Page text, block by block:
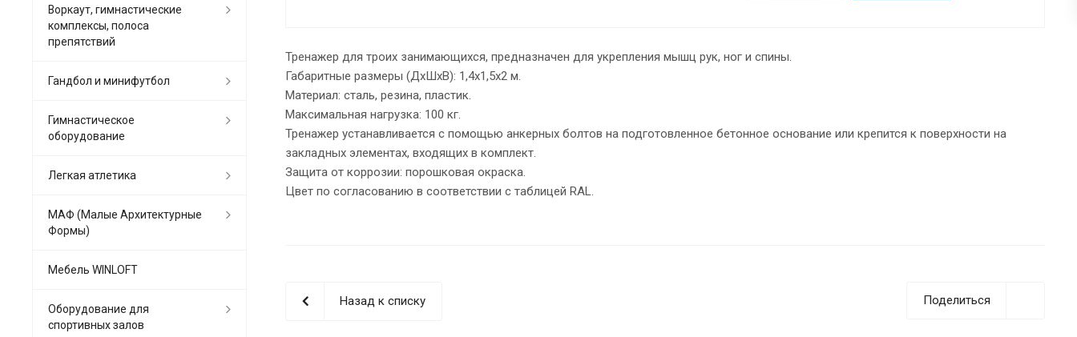
Тренажер для троих занимающихся, предназначен для укрепления мышц рук, ног и спины.
Габаритные размеры (ДхШхВ): 1,4х1,5х2 м.
Материал: сталь, резина, пластик.
Максимальная нагрузка: 100 кг.
Тренажер устанавливается с помощью анкерных болтов на подготовленное бетонное основание или крепится к поверхности на
закладных элементах, входящих в комплект.
Защита от коррозии: порошковая окраска.
Цвет по согласованию в соответствии с таблицей RAL.
Поделиться
Назад к списку
Воркаут, гимнастические
комплексы, полоса
препятствий
Гандбол и минифутбол
Гимнастическое
оборудование
Легкая атлетика
МАФ (Малые Архитектурные
Формы)
Мебель WINLOFT
Оборудование для
спортивных залов